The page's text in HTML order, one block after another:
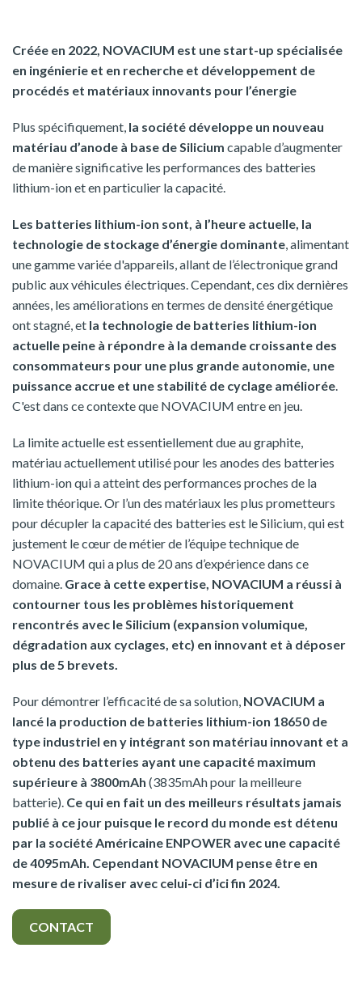
Créée en 2022, NOVACIUM est une start-up spécialisée
en ingénierie et en recherche et développement de
procédés et matériaux innovants pour l’énergie
Plus spécifiquement, la société développe un nouveau
matériau d’anode à base de Silicium capable d’augmenter
de manière significative les performances des batteries
lithium-ion et en particulier la capacité.
Les batteries lithium-ion sont, à l’heure actuelle, la
technologie de stockage d’énergie dominante, alimentant
une gamme variée d'appareils, allant de l’électronique grand
public aux véhicules électriques. Cependant, ces dix dernières
années, les améliorations en termes de densité énergétique
ont stagné, et la technologie de batteries lithium-ion
actuelle peine à répondre à la demande croissante des
consommateurs pour une plus grande autonomie, une
puissance accrue et une stabilité de cyclage améliorée.
C'est dans ce contexte que NOVACIUM entre en jeu.
La limite actuelle est essentiellement due au graphite,
matériau actuellement utilisé pour les anodes des batteries
lithium-ion qui a atteint des performances proches de la
limite théorique. Or l’un des matériaux les plus prometteurs
pour décupler la capacité des batteries est le Silicium, qui est
justement le cœur de métier de l’équipe technique de
NOVACIUM qui a plus de 20 ans d’expérience dans ce
domaine. Grace à cette expertise, NOVACIUM a réussi à
contourner tous les problèmes historiquement
rencontrés avec le Silicium (expansion volumique,
dégradation aux cyclages, etc) en innovant et à déposer
plus de 5 brevets.
Pour démontrer l’efficacité de sa solution, NOVACIUM a
lancé la production de batteries lithium-ion 18650 de
type industriel en y intégrant son matériau innovant et a
obtenu des batteries ayant une capacité maximum
supérieure à 3800mAh (3835mAh pour la meilleure
batterie). Ce qui en fait un des meilleurs résultats jamais
publié à ce jour puisque le record du monde est détenu
par la société Américaine ENPOWER avec une capacité
de 4095mAh. Cependant NOVACIUM pense être en
mesure de rivaliser avec celui-ci d’ici fin 2024.
CONTACT